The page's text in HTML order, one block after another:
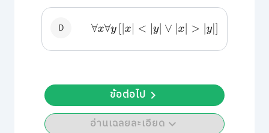
D ∀x∀y[ |x|< y|∨ |x >| |]
อ่านเฉลยละเอียด
ข้อต่อไป